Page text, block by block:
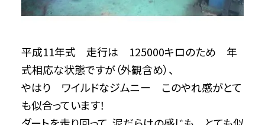
平成11年式 走行は 125000キロのため 年
式相応な状態ですが（外観含め）、
やはり ワイルドなジムニー このやれ感がとて
も似合っています！